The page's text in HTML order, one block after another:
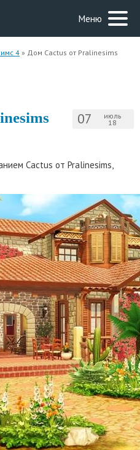
Меню
4 » Дом Cactus от Pralinesims
07 июль
18
Cactus от Pralinesims,